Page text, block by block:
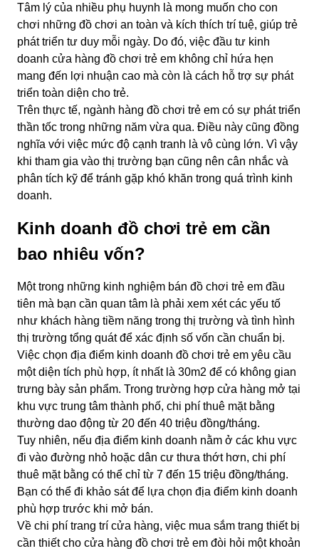
Tâm lý của nhiều phụ huynh là mong muốn cho con
chơi những đồ chơi an toàn và kích thích trí tuệ, giúp trẻ
phát triển tư duy mỗi ngày. Do đó, việc đầu tư kinh
doanh cửa hàng đồ chơi trẻ em không chỉ hứa hẹn
mang đến lợi nhuận cao mà còn là cách hỗ trợ sự phát
triển toàn diện cho trẻ.
Trên thực tế, ngành hàng đồ chơi trẻ em có sự phát triển
thần tốc trong những năm vừa qua. Điều này cũng đồng
nghĩa với việc mức độ cạnh tranh là vô cùng lớn. Vì vậy
khi tham gia vào thị trường bạn cũng nên cân nhắc và
phân tích kỹ để tránh gặp khó khăn trong quá trình kinh
doanh.
Kinh doanh đồ chơi trẻ em cần
bao nhiêu vốn?
Một trong những kinh nghiệm bán đồ chơi trẻ em đầu
tiên mà bạn cần quan tâm là phải xem xét các yếu tố
như khách hàng tiềm năng trong thị trường và tình hình
thị trường tổng quát để xác định số vốn cần chuẩn bị.
Việc chọn địa điểm kinh doanh đồ chơi trẻ em yêu cầu
một diện tích phù hợp, ít nhất là 30m2 để có không gian
trưng bày sản phẩm. Trong trường hợp cửa hàng mở tại
khu vực trung tâm thành phố, chi phí thuê mặt bằng
thường dao động từ 20 đến 40 triệu đồng/tháng.
Tuy nhiên, nếu địa điểm kinh doanh nằm ở các khu vực
đi vào đường nhỏ hoặc dân cư thưa thớt hơn, chi phí
thuê mặt bằng có thể chỉ từ 7 đến 15 triệu đồng/tháng.
Bạn có thể đi khảo sát để lựa chọn địa điểm kinh doanh
phù hợp trước khi mở bán.
Về chi phí trang trí cửa hàng, việc mua sắm trang thiết bị
cần thiết cho cửa hàng đồ chơi trẻ em đòi hỏi một khoản